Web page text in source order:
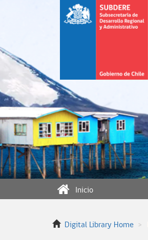
Inicio
Digital Library Home